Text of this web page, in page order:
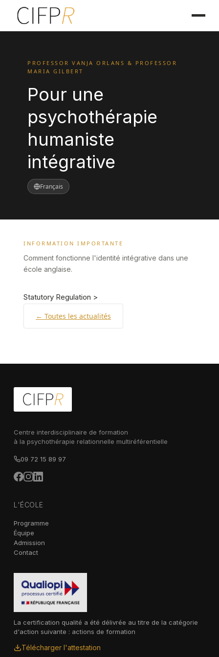
PROFESSOR VANJA ORLANS & PROFESSOR
MARIA GILBERT
Pour une
psychothérapie
humaniste
intégrative
Français
INFORMATION IMPORTANTE
Comment fonctionne l'identité intégrative dans une
école anglaise.
Statutory Regulation >
← Toutes les actualités
Centre interdisciplinaire de formation
à la psychothérapie relationnelle multiréférentielle
09 72 15 89 97
L'ÉCOLE
Programme
Équipe
Admission
Contact
La certification qualité a été délivrée au titre de la catégorie
d'action suivante : actions de formation
Télécharger l'attestation